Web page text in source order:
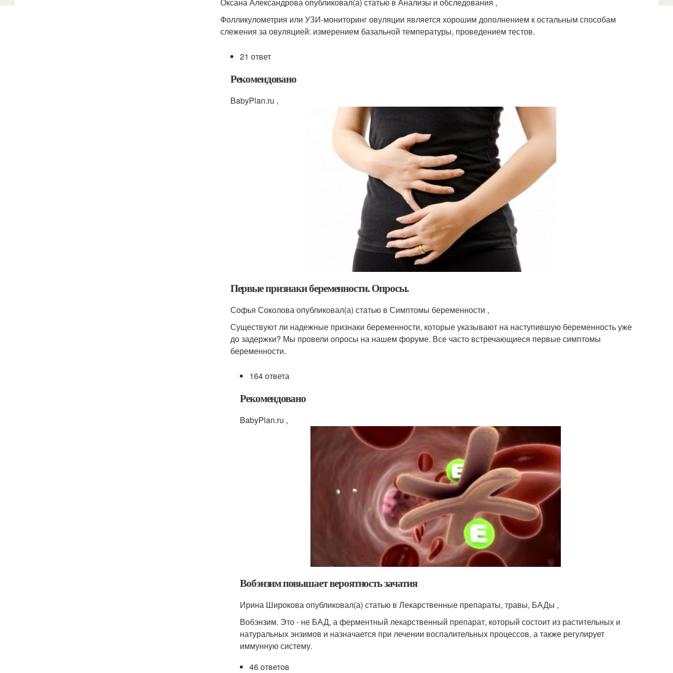
Фолликулометрия или УЗИ-мониторинг овуляции является хорошим дополнением к остальным способам
слежения за овуляцией: измерением базальной температуры, проведением тестов.
21 ответ
Рекомендовано
BabyPlan.ru ,
Первые признаки беременности. Опросы.
Софья Соколова опубликовал(а) статью в Симптомы беременности ,
Существуют ли надежные признаки беременности, которые указывают на наступившую беременность уже
до задержки? Мы провели опросы на нашем форуме. Все часто встречающиеся первые симптомы
беременности.
164 ответа
Рекомендовано
BabyPlan.ru ,
Вобэнзим повышает вероятность зачатия
Ирина Широкова опубликовал(а) статью в Лекарственные препараты, травы, БАДы ,
Вобэнзим. Это - не БАД, а ферментный лекарственный препарат, который состоит из растительных и
натуральных энзимов и назначается при лечении воспалительных процессов, а также регулирует
иммунную систему.
46 ответов